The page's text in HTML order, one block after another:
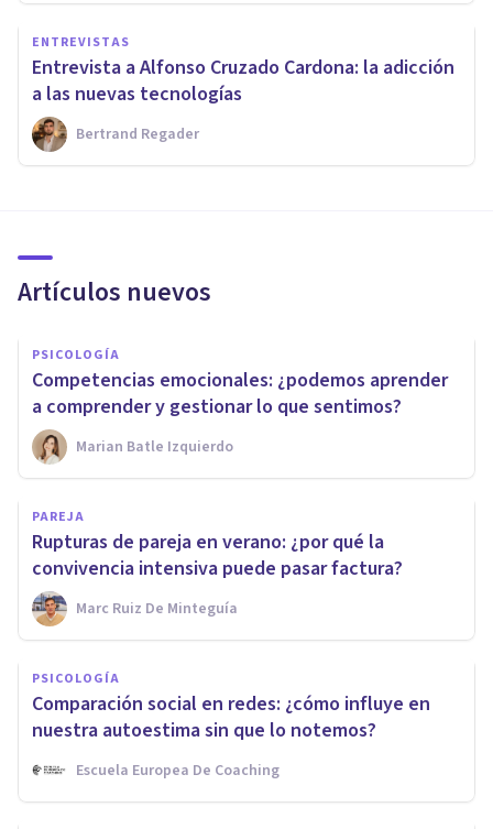
ENTREVISTAS
Entrevista a Alfonso Cruzado Cardona: la adicción
a las nuevas tecnologías
Bertrand Regader
Artículos nuevos
PSICOLOGÍA
Competencias emocionales: ¿podemos aprender
a comprender y gestionar lo que sentimos?
Marian Batle Izquierdo
PAREJA
Rupturas de pareja en verano: ¿por qué la
convivencia intensiva puede pasar factura?
Marc Ruiz De Minteguía
PSICOLOGÍA
Comparación social en redes: ¿cómo influye en
nuestra autoestima sin que lo notemos?
Escuela Europea De Coaching